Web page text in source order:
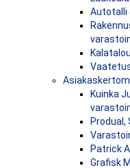
Autotalli
Kuinka
Produal,
Patrick
Grafisk